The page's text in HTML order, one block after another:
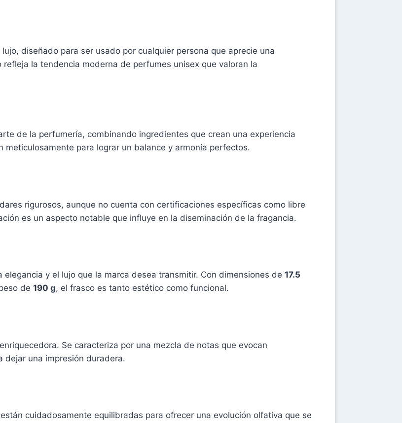
diseñado para ser usado por cualquier persona que aprecie una
la tendencia moderna de perfumes unisex que valoran la
de la perfumería, combinando ingredientes que crean una experiencia
para lograr un balance y armonía perfectos.
rigurosos, aunque no cuenta con certificaciones específicas como libre
es un aspecto notable que influye en la diseminación de la fragancia.
elegancia y el lujo que la marca desea transmitir. Con dimensiones de 17.5
de 190 g, el frasco es tanto estético como funcional.
Se caracteriza por una mezcla de notas que evocan
dejar una impresión duradera.
están cuidadosamente equilibradas para ofrecer una evolución olfativa que se